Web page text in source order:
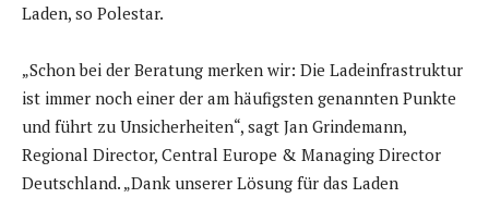
Laden, so Polestar.
„Schon bei der Beratung merken wir: Die Ladeinfrastruktur
ist immer noch einer der am häufigsten genannten Punkte
und führt zu Unsicherheiten“, sagt Jan Grindemann,
Regional Director, Central Europe & Managing Director
Deutschland. „Dank unserer Lösung für das Laden